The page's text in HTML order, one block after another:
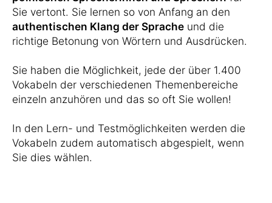
Sie vertont. Sie lernen so von Anfang an den
authentischen Klang der Sprache und die
richtige Betonung von Wörtern und Ausdrücken.
Sie haben die Möglichkeit, jede der über 1.400
Vokabeln der verschiedenen Themenbereiche
einzeln anzuhören und das so oft Sie wollen!
In den Lern- und Testmöglichkeiten werden die
Vokabeln zudem automatisch abgespielt, wenn
Sie dies wählen.